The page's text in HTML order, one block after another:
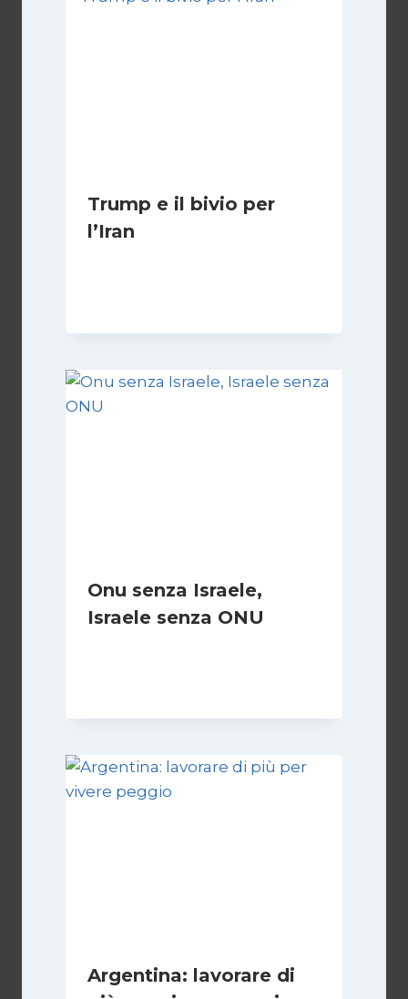
Trump e il bivio per
l’Iran
Onu senza Israele,
Israele senza ONU
Argentina: lavorare di